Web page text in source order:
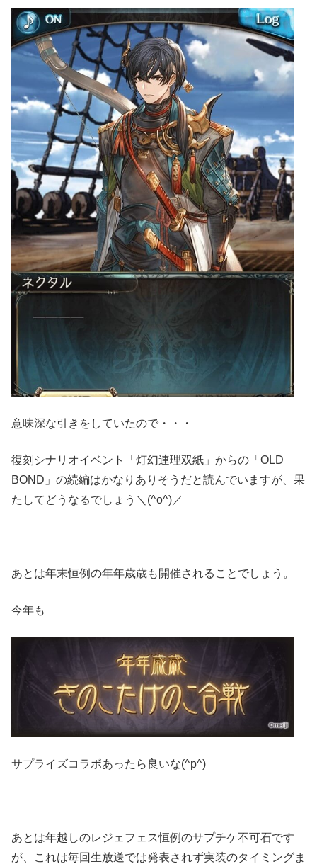
意味深な引きをしていたので・・・
復刻シナリオイベント「灯幻連理双紙」からの「OLD
BOND」の続編はかなりありそうだと読んでいますが、果
たしてどうなるでしょう＼(^o^)／
あとは年末恒例の年年歳歳も開催されることでしょう。
今年も
サプライズコラボあったら良いな(^p^)
あとは年越しのレジェフェス恒例のサプチケ不可石です
が、これは毎回生放送では発表されず実装のタイミングま